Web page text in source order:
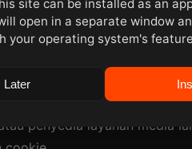
penyedia layanan pihak
melacak secara anonim
oleh konten yang
penyedia layanan media
site can be installed as an
open in a separate window
your operating system's
Later